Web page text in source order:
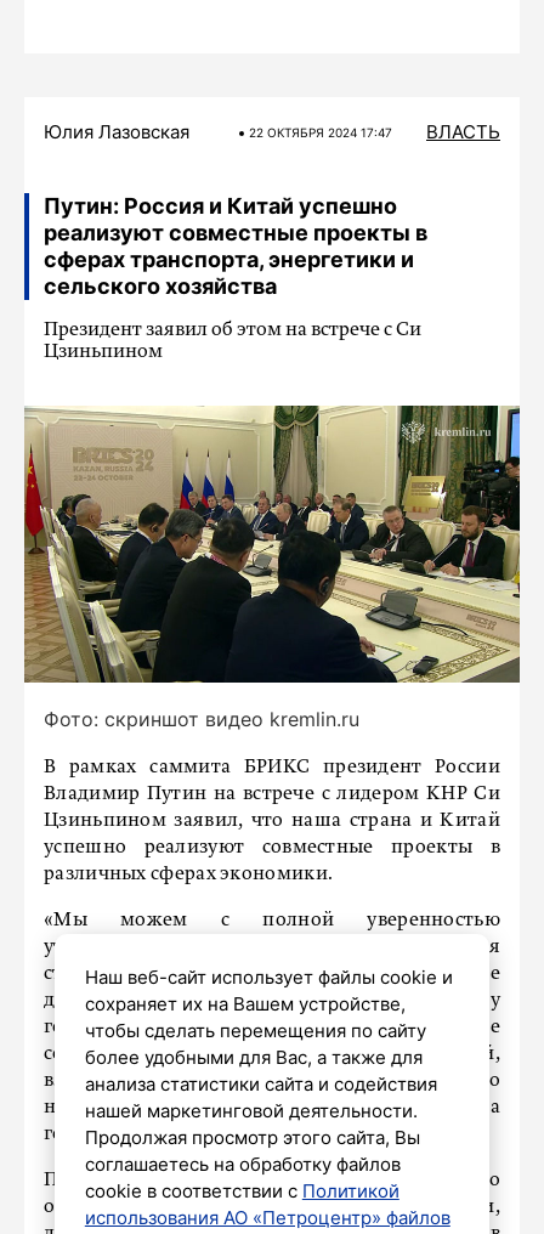
Юлия Лазовская 22 ОКТЯБРЯ 2024 17:47 ВЛАСТЬ
Путин: Россия и Китай успешно
реализуют совместные проекты в
сферах транспорта, энергетики и
сельского хозяйства
Президент заявил об этом на встрече с Си
Цзиньпином
Фото: скриншот видео kremlin.ru
В рамках саммита БРИКС президент России
Владимир Путин на встрече с лидером КНР Си
Цзиньпином заявил, что наша страна и Китай
успешно реализуют совместные проекты в
различных сферах экономики.
«Мы можем с полной уверенностью
утверждать, что отношения России и Китая
стали образцом того, как в современном мире
должны строиться отношения между
государствами. Наше многоплановое
сотрудничество носит равноправный,
взаимовыгодный и абсолютно
неконъюнктурный характер», – отметил глава
государства.
Президент подчеркнул, что «последовательно
осуществляются практические договоренности,
Наш веб-сайт использует файлы cookie и
сохраняет их на Вашем устройстве,
чтобы сделать перемещения по сайту
более удобными для Вас, а также для
анализа статистики сайта и содействия
нашей маркетинговой деятельности.
Продолжая просмотр этого сайта, Вы
соглашаетесь на обработку файлов
cookie в соответствии с Политикой
использования АО «Петроцентр» файлов